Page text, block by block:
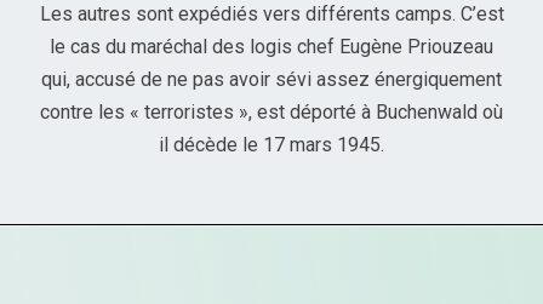
Les autres sont expédiés vers différents camps. C’est
le cas du maréchal des logis chef Eugène Priouzeau
qui, accusé de ne pas avoir sévi assez énergiquement
contre les « terroristes », est déporté à Buchenwald où
il décède le 17 mars 1945.